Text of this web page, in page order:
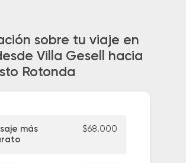
sobre tu viaje en
Villa Gesell hacia
Rotonda
más
$68.000